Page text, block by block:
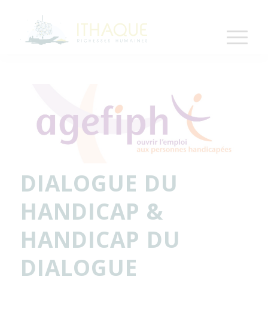
DIALOGUE DU
HANDICAP &
HANDICAP DU
DIALOGUE